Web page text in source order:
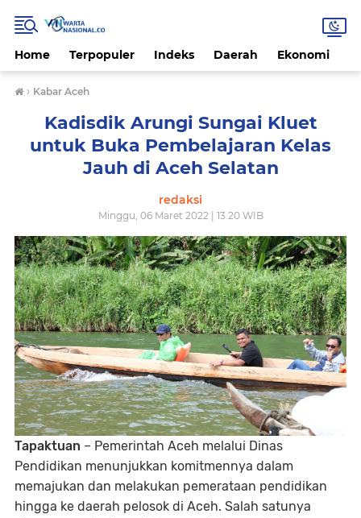
Home Terpopuler Indeks Daerah Ekonomi
› Kabar Aceh
Kadisdik Arungi Sungai Kluet
untuk Buka Pembelajaran Kelas
Jauh di Aceh Selatan
redaksi
Minggu, 06 Maret 2022 | 13.20 WIB
Tapaktuan – Pemerintah Aceh melalui Dinas
Pendidikan menunjukkan komitmennya dalam
memajukan dan melakukan pemerataan pendidikan
hingga ke daerah pelosok di Aceh. Salah satunya